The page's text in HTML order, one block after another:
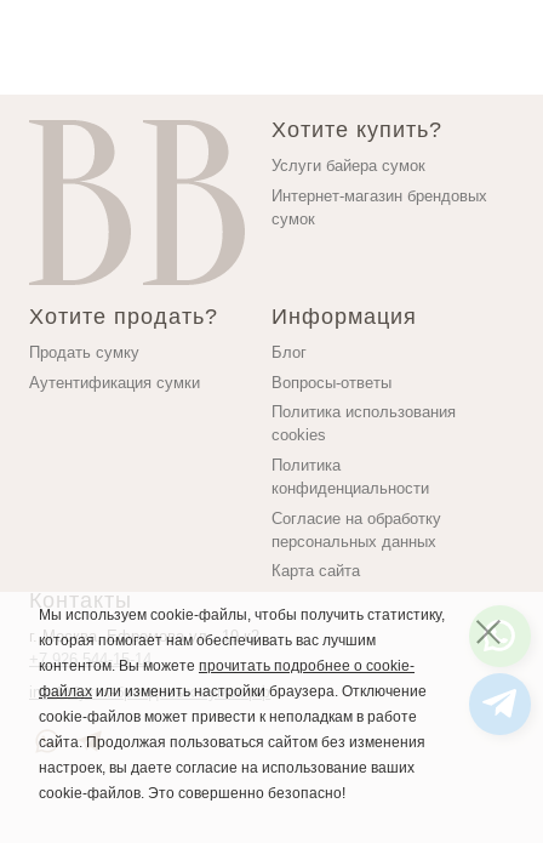
Хотите купить?
Услуги байера сумок
Интернет-магазин брендовых
сумок
Хотите продать?
Продать сумку
Аутентификация сумки
Информация
Блог
Вопросы-ответы
Политика использования
cookies
Политика
конфиденциальности
Согласие на обработку
персональных данных
Карта сайта
Контакты
г. Москва, Ефремова ул., 19 к2
+7 926 544-15-14
info@бутик-брендовых-сумок.рф
Мы используем cookie-файлы, чтобы получить статистику,
которая помогает нам обеспечивать вас лучшим
контентом. Вы можете прочитать подробнее о cookie-
файлах или изменить настройки браузера. Отключение
cookie-файлов может привести к неполадкам в работе
сайта. Продолжая пользоваться сайтом без изменения
настроек, вы даете согласие на использование ваших
cookie-файлов. Это совершенно безопасно!